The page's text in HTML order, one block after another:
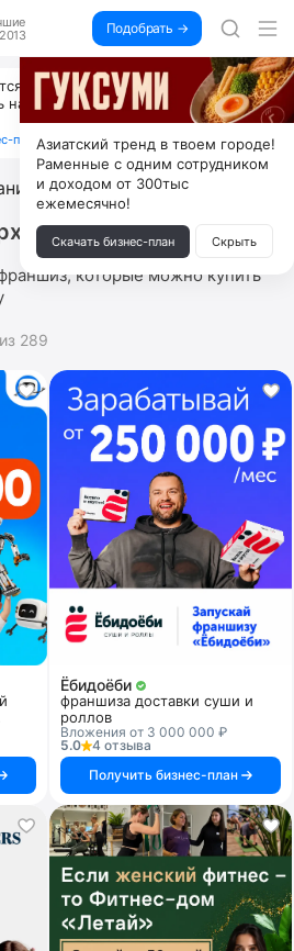
Подобрать →
пользоваться ИИ, вы можете
на их обучении по 500 тыс. каждый
план ↓
7
которые можно купить
из 289
Ёбидоёби
франшиза доставки суши и
роллов
Вложения от 3 000 000 ₽
5.0
4 отзыва
Получить бизнес-план
Азиатский тренд в твоем городе!
Раменные с одним сотрудником
и доходом от 300тыс
ежемесячно!
Скачать бизнес-план Скрыть